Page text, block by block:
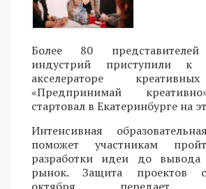
Более 80 представителей
индустрий приступили к
акселераторе
«Предпринимай
стартовал в Екатеринбурге на
Интенсивная
поможет участникам
разработки идеи до
рынок. Защита проектов